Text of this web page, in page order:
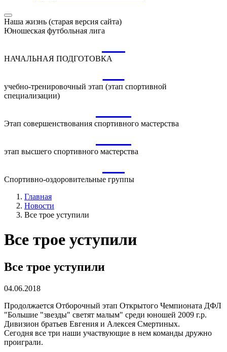
Наша жизнь (старая версия сайта)
Юношеская футбольная лига
НАЧАЛЬНАЯ ПОДГОТОВКА
учебно-тренировочный этап (этап спортивной
специализации)
Этап совершенствования спортивного мастерства
этап высшего спортивного мастерства
Спортивно-оздоровительные группы
Главная
Новости
Все трое уступили
Все трое уступили
Все трое уступили
04.06.2018
Продолжается Отборочный этап Открытого Чемпионата ДФЛ
"Большие "звезды" светят малым" среди юношей 2009 г.р.
Дивизион братьев Евгения и Алексея Смертиных.
Сегодня все три наши участвующие в нем команды дружно
проиграли.